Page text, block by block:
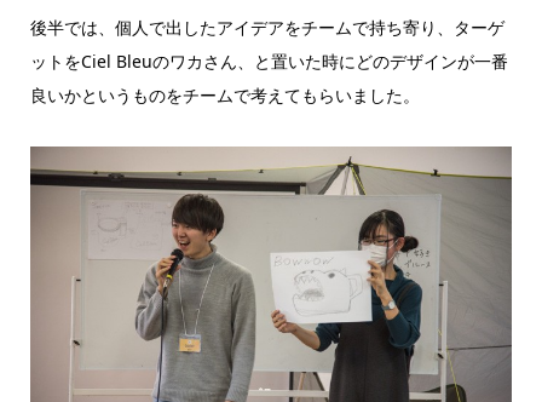
後半では、個人で出したアイデアをチームで持ち寄り、ターゲ
ットをCiel Bleuのワカさん、と置いた時にどのデザインが一番
良いかというものをチームで考えてもらいました。